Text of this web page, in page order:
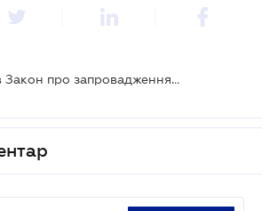
Президент підписав Закон про запровадження режиму "Дія Сіті" для IT-галузі